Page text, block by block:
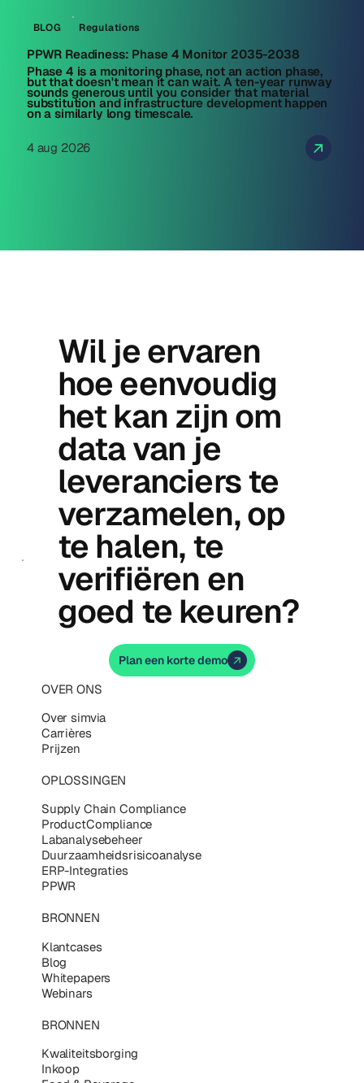
BLOG Regulations
PPWR Readiness: Phase 4 Monitor 2035-2038
Phase 4 is a monitoring phase, not an action phase,
but that doesn't mean it can wait. A ten-year runway
sounds generous until you consider that material
substitution and infrastructure development happen
on a similarly long timescale.
4 aug 2026
OVER ONS
Over simvia
Carrières
Prijzen
OPLOSSINGEN
Supply Chain Compliance
ProductCompliance
Labanalysebeheer
Duurzaamheidsrisicoanalyse
ERP-Integraties
PPWR
BRONNEN
Klantcases
Blog
Whitepapers
Webinars
BRONNEN
Kwaliteitsborging
Inkoop
Wil je ervaren
hoe eenvoudig
het kan zijn om
data van je
leveranciers te
verzamelen, op
te halen, te
verifiëren en
goed te keuren?
Plan een korte demo